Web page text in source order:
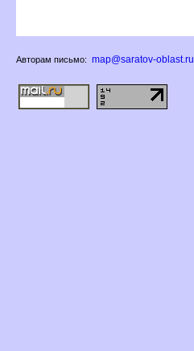
Авторам письмо: map@saratov-oblast.ru